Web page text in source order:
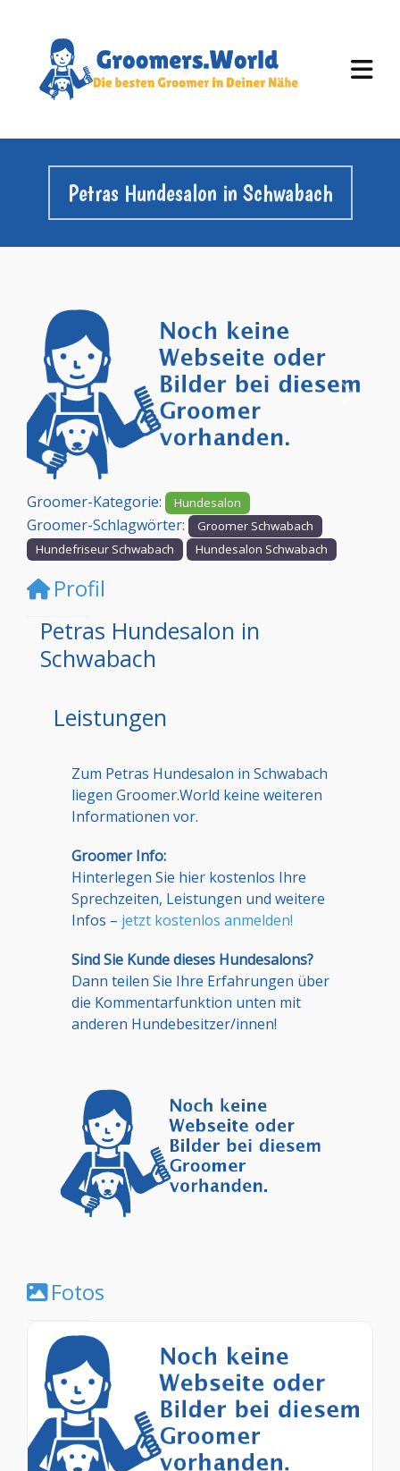
Petras Hundesalon in Schwabach
Vorheriges
Groomer-Kategorie: Hundesalon
Groomer-Schlagwörter:
Groomer Schwabach
Hundefriseur Schwabach
Hundesalon Schwabach
Profil
Petras Hundesalon in
Schwabach
Leistungen
Zum Petras Hundesalon in Schwabach
liegen Groomer.World keine weiteren
Informationen vor.
Groomer Info:
Hinterlegen Sie hier kostenlos Ihre
Sprechzeiten, Leistungen und weitere
Infos – jetzt kostenlos anmelden!
Sind Sie Kunde dieses Hundesalons?
Dann teilen Sie Ihre Erfahrungen über
die Kommentarfunktion unten mit
anderen Hundebesitzer/innen!
Fotos